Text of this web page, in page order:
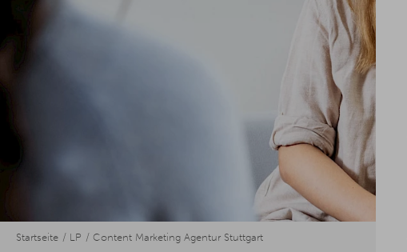
Startseite LP Content Marketing Agentur Stuttgart